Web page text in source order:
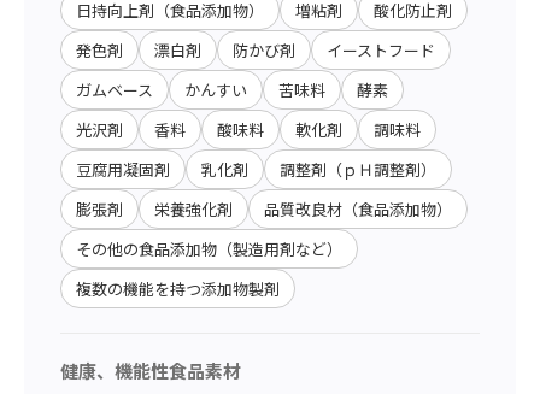
日持向上剤（食品添加物） 増粘剤 酸化防止剤
発色剤 漂白剤 防かび剤 イーストフード
ガムベース かんすい 苦味料 酵素
光沢剤 香料 酸味料 軟化剤 調味料
豆腐用凝固剤 乳化剤 調整剤（ｐＨ調整剤）
膨張剤 栄養強化剤 品質改良材（食品添加物）
その他の食品添加物（製造用剤など）
複数の機能を持つ添加物製剤
健康、機能性食品素材